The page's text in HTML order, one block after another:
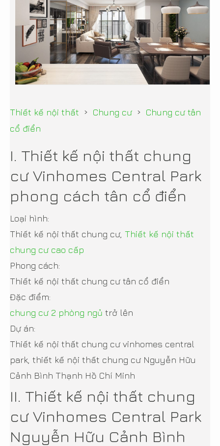
Thiết kế nội thất › Chung cư › Chung cư tân
cổ điển
I. Thiết kế nội thất chung
cư Vinhomes Central Park
phong cách tân cổ điển
Loại hình:
Thiết kế nội thất chung cư, Thiết kế nội thất
chung cư cao cấp
Phong cách:
Thiết kế nội thất chung cư tân cổ điển
Đặc điểm:
chung cư 2 phòng ngủ trở lên
Dự án:
Thiết kế nội thất chung cư vinhomes central
park, thiết kế nội thất chung cư Nguyễn Hữu
Cảnh Bình Thạnh Hồ Chí Minh
II. Thiết kế nội thất chung
cư Vinhomes Central Park
Nguyễn Hữu Cảnh Bình